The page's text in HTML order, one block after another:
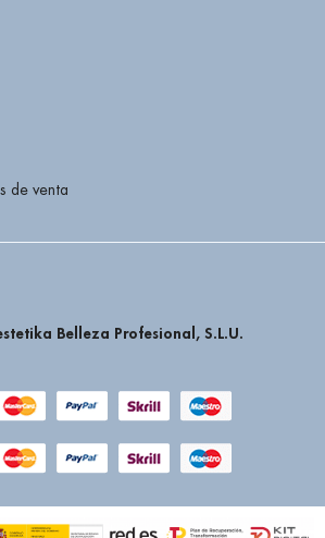
de venta
Belleza Profesional, S.L.U.